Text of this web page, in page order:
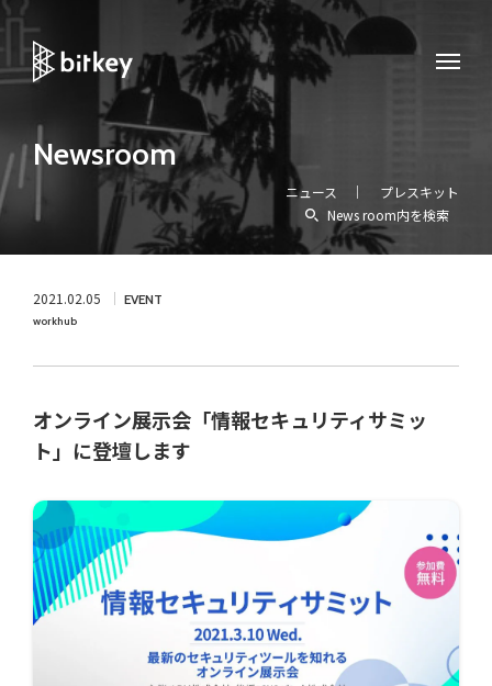
Newsroom
ニュース
プレスキット
News room内を検索
2021.02.05 EVENT
workhub
オンライン展示会「情報セキュリティサミッ
ト」に登壇します